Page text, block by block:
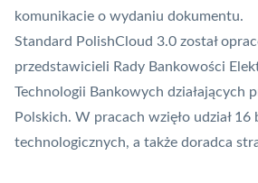
komunikacie o wydaniu dokumentu.
Standard PolishCloud 3.0 został
przedstawicieli Rady Bankowości
Technologii Bankowych działających
Polskich. W pracach wzięło udział
technologicznych, a także doradca